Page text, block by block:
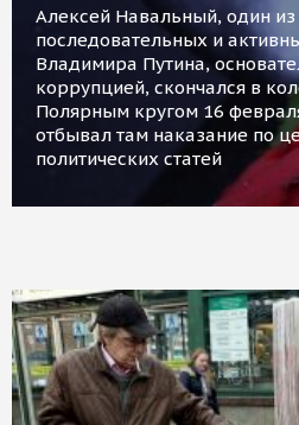
Алексей Навальный, один из
последовательных и
Владимира Путина,
коррупцией, скончался в
Полярным кругом 16
отбывал там наказание по
политических статей